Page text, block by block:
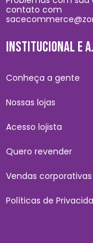
contato com
INSTITUCIONAL E
Conheça a gente
Nossas lojas
Acesso lojista
Quero revender
Vendas corporativas
Políticas de